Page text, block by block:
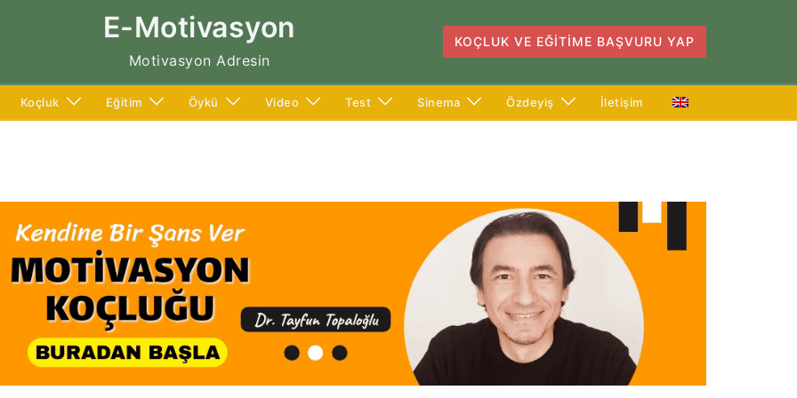
E-Motivasyon
Motivasyon Adresin
KOÇLUK VE EĞITIME BAŞVURU YAP
Koçluk Eğitim Öykü Video Test Sinema Özdeyiş İletişim